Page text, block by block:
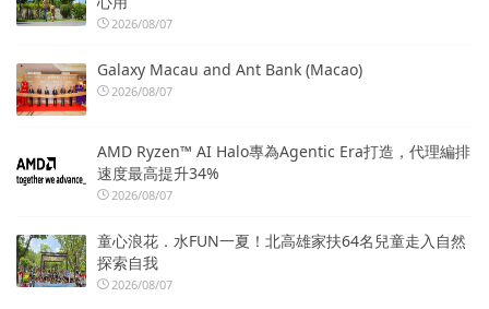
2026/08/07
Galaxy Macau and Ant Bank (Macao)
2026/08/07
AMD Ryzen™ AI Halo專為Agentic Era打造，代理編排
速度最高提升34%
2026/08/07
童心浪花．水FUN一夏！北高雄家扶64名兒童走入自然
探索自我
2026/08/07